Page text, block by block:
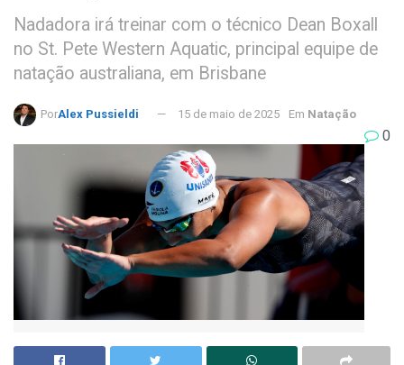
Nadadora irá treinar com o técnico Dean Boxall
no St. Pete Western Aquatic, principal equipe de
natação australiana, em Brisbane
PorAlex Pussieldi 15 de maio de 2025 Em Natação
0